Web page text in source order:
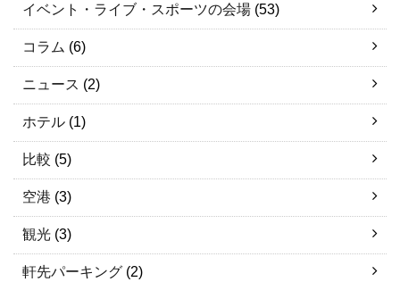
イベント・ライブ・スポーツの会場 (53)
コラム (6)
ニュース (2)
ホテル (1)
比較 (5)
空港 (3)
観光 (3)
軒先パーキング (2)